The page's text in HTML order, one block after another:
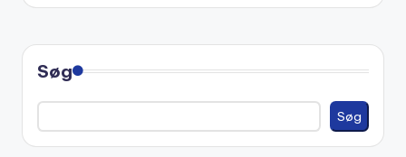
Søg
Søg